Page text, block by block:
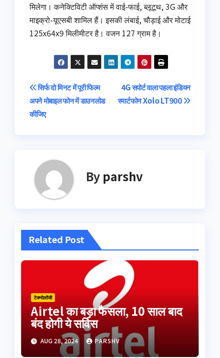
मिलेगा। कनेक्टिविटी ऑप्शंस में वाई-फाई, ब्लूटूथ, 3G और
माइक्रो-यूएसबी शामिल हैं। इसकी लंबाई, चौड़ाई और मोटाई
125x64x9 मिलीमीटर है। वजन 127 ग्राम है।
Post
navigation
4G सपोर्ट वाला पहला इंडियन
स्मार्टफोन Xolo LT900
सिर्फ दो मिनट में पूरी फिल्म
अपने मोबाइल फोन में डाउनलोड
कीजिए
By parshv
Related Post
टेक्नोलॉजी
Airtel का बड़ा फैसला, 10 साल बाद
बंद होगी ये सर्विस
AUG 28, 2024 PARSHV